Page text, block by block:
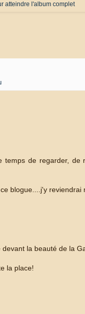
atteindre l'album complet
de regarder, de
blogue....j'y reviendrai
la beauté de la
la place!